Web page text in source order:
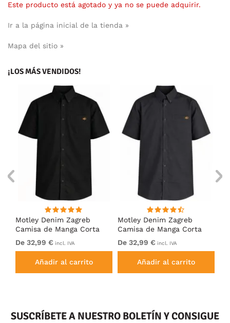
Este producto está agotado y ya no se puede adquirir.
Ir a la página inicial de la tienda »
Mapa del sitio »
¡LOS MÁS VENDIDOS!
Motley Denim Zagreb
Camisa de Manga Corta
Negro
De 32,99 € incl. IVA
Añadir al carrito
Motley Denim Zagreb
Camisa de Manga Corta
Antracita
De 32,99 € incl. IVA
Añadir al carrito
SUSCRÍBETE A NUESTRO BOLETÍN Y CONSIGUE